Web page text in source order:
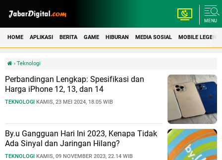
MENU
HOME APLIKASI BERITA GAME HIBURAN MEDIA SOSIAL MOBILE
› Teknologi
Perbandingan Lengkap: Spesifikasi dan
Harga iPhone 12, 13, dan 14
TEKNOLOGI KAMIS, 23 MEI 2024, 18.05 WIB
By.u Gangguan Hari Ini 2023, Kenapa Tidak
Ada Sinyal dan Jaringan Hilang?
TEKNOLOGI KAMIS, 09 NOVEMBER 2023, 22.14 WIB